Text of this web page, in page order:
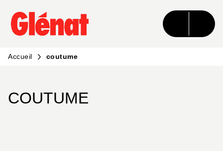
MENU RECHERCHE CONTENU
PIED DE PAGE
Accueil coutume
COUTUME